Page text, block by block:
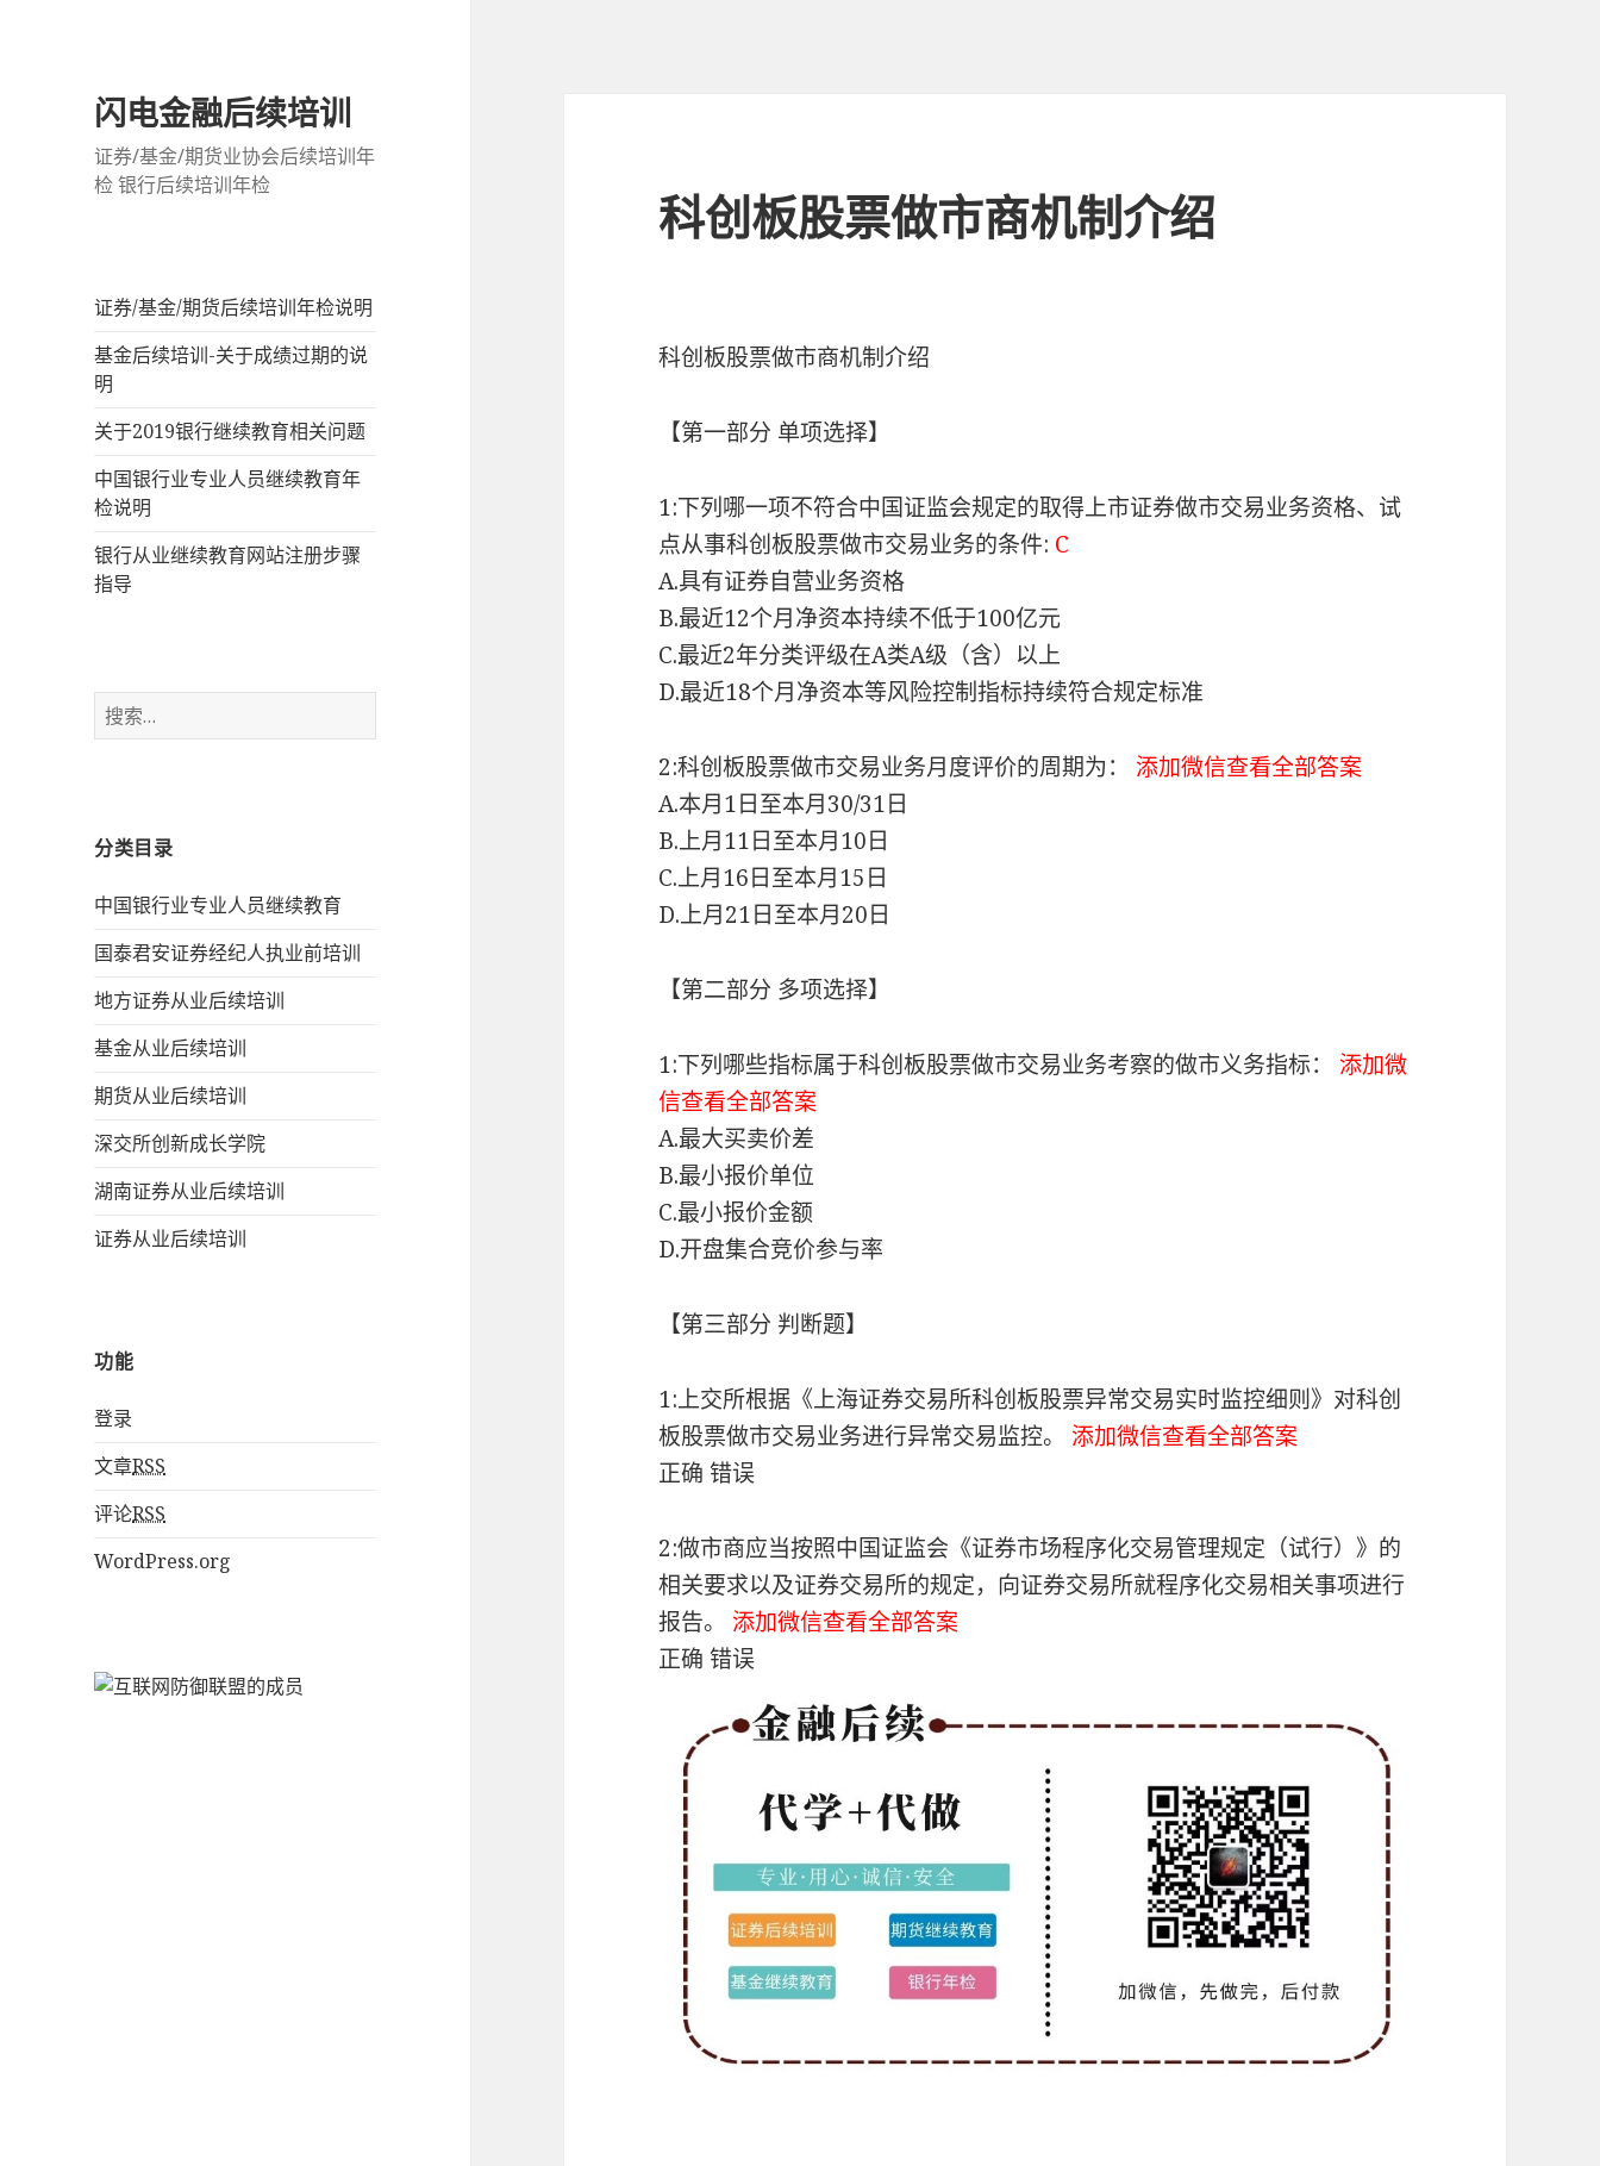
闪电金融后续培训
证券/基金/期货业协会后续培训年
检 银行后续培训年检
证券/基金/期货后续培训年检说明
基金后续培训-关于成绩过期的说
明
关于2019银行继续教育相关问题
中国银行业专业人员继续教育年
检说明
银行从业继续教育网站注册步骤
指导
搜
索：
分类目录
中国银行业专业人员继续教育
国泰君安证券经纪人执业前培训
地方证券从业后续培训
基金从业后续培训
期货从业后续培训
深交所创新成长学院
湖南证券从业后续培训
证券从业后续培训
功能
登录
文章RSS
评论RSS
WordPress.org
科创板股票做市商机制介绍
科创板股票做市商机制介绍
【第一部分 单项选择】
1:下列哪一项不符合中国证监会规定的取得上市证券做市交易业务资格、试
点从事科创板股票做市交易业务的条件: C
A.具有证券自营业务资格
B.最近12个月净资本持续不低于100亿元
C.最近2年分类评级在A类A级（含）以上
D.最近18个月净资本等风险控制指标持续符合规定标准
2:科创板股票做市交易业务月度评价的周期为： 添加微信查看全部答案
A.本月1日至本月30/31日
B.上月11日至本月10日
C.上月16日至本月15日
D.上月21日至本月20日
【第二部分 多项选择】
1:下列哪些指标属于科创板股票做市交易业务考察的做市义务指标： 添加微
信查看全部答案
A.最大买卖价差
B.最小报价单位
C.最小报价金额
D.开盘集合竞价参与率
【第三部分 判断题】
1:上交所根据《上海证券交易所科创板股票异常交易实时监控细则》对科创
板股票做市交易业务进行异常交易监控。 添加微信查看全部答案
正确 错误
2:做市商应当按照中国证监会《证券市场程序化交易管理规定（试行）》的
相关要求以及证券交易所的规定，向证券交易所就程序化交易相关事项进行
报告。 添加微信查看全部答案
正确 错误